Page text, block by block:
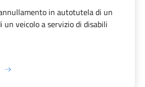
in autotutela di un
un veicolo a servizio di disabili